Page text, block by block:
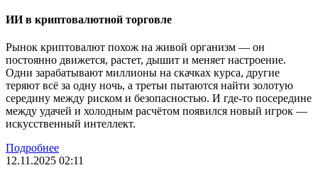
ИИ в криптовалютной торговле
Рынок криптовалют похож на живой организм — он
постоянно движется, растет, дышит и меняет настроение.
Одни зарабатывают миллионы на скачках курса, другие
теряют всё за одну ночь, а третьи пытаются найти золотую
середину между риском и безопасностью. И где-то посередине
между удачей и холодным расчётом появился новый игрок —
искусственный интеллект.
Подробнее
12.11.2025 02:11